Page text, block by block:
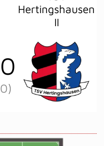
Hertingshausen
II
0
0)